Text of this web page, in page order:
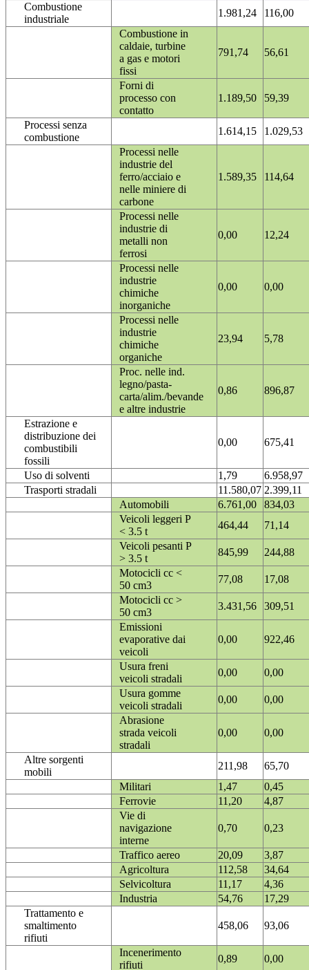
Combustione
industriale
1.981,24
116,00
Combustione in
caldaie, turbine
a gas e motori
fissi
791,74 56,61
Forni di
processo con
contatto
1.189,50 59,39
Processi senza
combustione
1.614,15
1.029,53
Processi nelle
industrie del
ferro/acciaio e
nelle miniere di
carbone
1.589,35 114,64
Processi nelle
industrie di
metalli non
ferrosi
0,00 12,24
Processi nelle
industrie
chimiche
inorganiche
0,00 0,00
Processi nelle
industrie
chimiche
organiche
23,94 5,78
Proc. nelle ind.
legno/pasta-
carta/alim./bevande
e altre industrie
0,86 896,87
Estrazione e
distribuzione dei
combustibili
fossili
0,00 675,41
Uso di solventi 1,79
6.958,97
Trasporti stradali
11.580,07 2.399,11
Automobili
6.761,00
834,03
Veicoli leggeri P
< 3.5 t
464,44
71,14
Veicoli pesanti P
> 3.5 t
845,99
244,88
Motocicli cc <
50 cm3
77,08
17,08
Motocicli cc >
50 cm3
3.431,56
309,51
Emissioni
evaporative dai
veicoli
0,00 922,46
Usura freni
veicoli stradali
0,00
0,00
Usura gomme
veicoli stradali
0,00
0,00
Abrasione
strada veicoli
stradali
0,00 0,00
Altre sorgenti
mobili
211,98
65,70
Militari
1,47
0,45
Ferrovie
11,20
4,87
Vie di
navigazione
interne
0,70 0,23
Traffico aereo 20,09
3,87
Agricoltura
112,58
34,64
Selvicoltura
11,17
4,36
Industria
54,76
17,29
Trattamento e
smaltimento
rifiuti
458,06 93,06
Incenerimento
rifiuti
0,89 0,00